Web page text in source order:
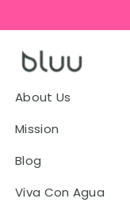
About Us
Mission
Blog
Viva Con Agua